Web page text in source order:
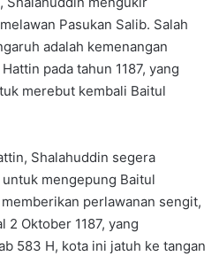
Pasukan Salib. Salah
adalah kemenangan
pada tahun 1187, yang
merebut kembali Baitul
Shalahuddin segera
mengepung Baitul
perlawanan sengit,
2 Oktober 1187, yang
583 H, kota ini jatuh ke tangan